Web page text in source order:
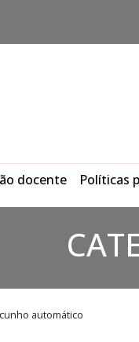
docente Políticas
automático